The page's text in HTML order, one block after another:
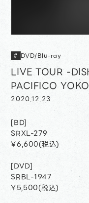
# DVD/Blu-ray
LIVE TOUR -
PACIFICO
2020.12.23
[BD]
SRXL-279
¥6,600(税込)
[DVD]
SRBL-1947
¥5,500(税込)